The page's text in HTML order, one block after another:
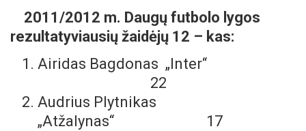
2011/2012 m. Daugų futbolo lygos
rezultatyviausių žaidėjų 12 – kas:
Airidas Bagdonas „Inter“
22
Audrius Plytnikas
„Atžalynas“ 17